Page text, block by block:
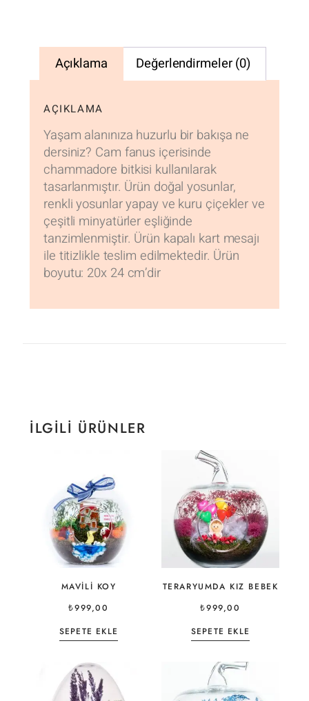
Açıklama Değerlendirmeler (0)
AÇIKLAMA
Yaşam alanınıza huzurlu bir bakışa ne
dersiniz? Cam fanus içerisinde
chammadore bitkisi kullanılarak
tasarlanmıştır. Ürün doğal yosunlar,
renkli yosunlar yapay ve kuru çiçekler ve
çeşitli minyatürler eşliğinde
tanzimlenmiştir. Ürün kapalı kart mesajı
ile titizlikle teslim edilmektedir. Ürün
boyutu: 20x 24 cm’dir
İLGILI ÜRÜNLER
MAVILI KOY
₺999,00
SEPETE EKLE
TERARYUMDA KIZ BEBEK
₺999,00
SEPETE EKLE